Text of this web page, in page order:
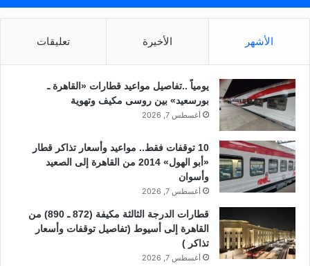
الأشهر الأخيرة تعليقات
يومياً ..تفاصيل مواعيد قطارات «القاهرة ـ
بورسعيد» بين روسى مكيف وتهوية
أغسطس 7, 2026
10 توقفات فقط.. مواعيد وأسعار تذاكر قطار
«أبو الهول» 2014 من القاهرة إلى الصعيد
وأسوان
أغسطس 7, 2026
قطارات الدرجة الثالثة مكيفة (872 ـ 890) من
القاهرة إلى أسيوط (تفاصيل توقفات وأسعار
تذاكر )
أغسطس 7, 2026